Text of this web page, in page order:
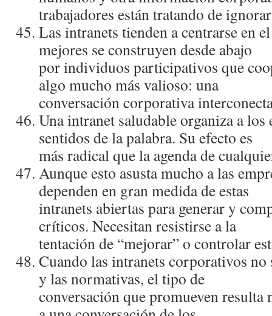
trabajadores están tratando de
Las intranets tienden a centrarse en
mejores se construyen desde abajo
por individuos participativos que
algo mucho más valioso: una
conversación corporativa
Una intranet saludable organiza a los
sentidos de la palabra. Su efecto es
más radical que la agenda de
Aunque esto asusta mucho a las
dependen en gran medida de estas
intranets abiertas para generar y
crí­ticos. Necesitan resistirse a la
tentación de “mejorar” o controlar
Cuando las intranets corporativos
y las normativas, el tipo de
conversación que promueven resulta